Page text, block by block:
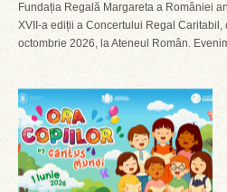
Fundația Regală Margareta a României
XVII-a ediții a Concertului Regal Caritabil,
octombrie 2026, la Ateneul Român.